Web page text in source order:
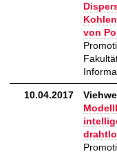
von
10.04.2017